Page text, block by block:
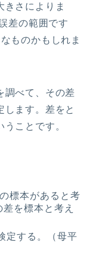
きさによりま
差の範囲です
ものかもしれま
調べて、その差
します。差をと
ことです。
標本があると考
を標本と考え
定する。（母平